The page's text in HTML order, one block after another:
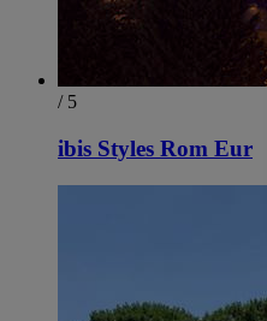
/ 5
ibis Styles Rom Eur